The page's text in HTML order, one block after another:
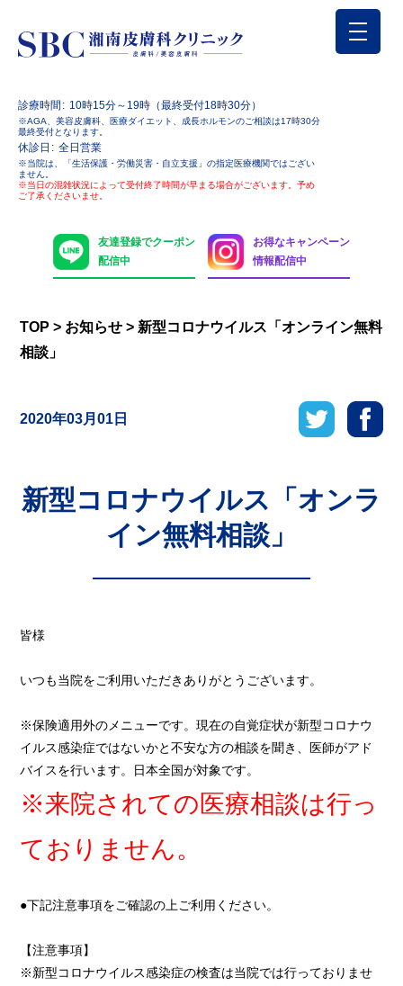
診療時間 10時15分～19時（最終受付18時30分）
※AGA、美容皮膚科、医療ダイエット、成長ホルモンのご相談は17時30分
最終受付となります。
休診日 全日営業
※当院は、「生活保護・労働災害・自立支援」の指定医療機関ではござい
ません。
※当日の混雑状況によって受付終了時間が早まる場合がございます。予め
ご了承くださいませ。
友達登録でクーポン
配信中
お得なキャンペーン
情報配信中
TOP > お知らせ > 新型コロナウイルス「オンライン無料
相談」
2020年03月01日
新型コロナウイルス「オンラ
イン無料相談」
皆様
いつも当院をご利用いただきありがとうございます。
※保険適用外のメニューです。現在の自覚症状が新型コロナウ
イルス感染症ではないかと不安な方の相談を聞き、医師がアド
バイスを行います。日本全国が対象です。
※来院されての医療相談は行っ
ておりません。
●下記注意事項をご確認の上ご利用ください。
【注意事項】
※新型コロナウイルス感染症の検査は当院では行っておりませ